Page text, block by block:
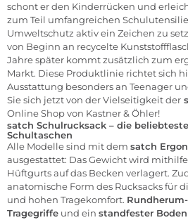
schont er den Kinderrücken und
zum Teil umfangreichen
Umweltschutz aktiv ein Zeichen zu
von Beginn an recycelte
Jahre später kommt zusätzlich zum
Markt. Diese Produktlinie richtet sich
Ausstattung besonders an Teenager
Sie sich jetzt von der Vielseitigkeit der
Online Shop von Kastner & Öhler!
satch Schulrucksack – die
Schultaschen
Alle Modelle sind mit dem satch
ausgestattet: Das Gewicht wird
Hüftgurts auf das Becken verlagert.
anatomische Form des Rucksacks für
und hohen Tragekomfort.
Tragegriffe und ein standfester Boden